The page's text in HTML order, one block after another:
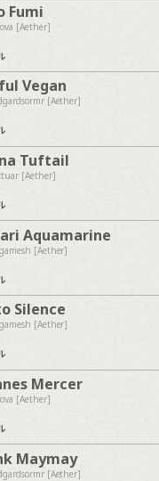
Fumi
[Aether]
Vegan
[Aether]
Tuftail
[Aether]
Aquamarine
[Aether]
Silence
[Aether]
Mercer
[Aether]
Maymay
[Aether]